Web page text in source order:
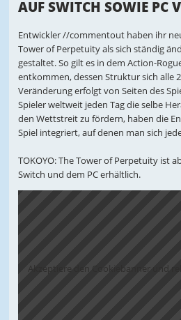
AUF SWITCH SOWIE PC
Entwickler //commentout haben ihr
Tower of Perpetuity als sich ständig
gestaltet. So gilt es in dem Action-
entkommen, dessen Struktur sich alle
Veränderung erfolgt von Seiten des
Spieler weltweit jeden Tag die selbe
den Wettstreit zu fördern, haben die
Spiel integriert, auf denen man sich
TOKOYO: The Tower of Perpetuity ist
Switch und dem PC erhältlich.
Akzeptiere den Cookiebanner und